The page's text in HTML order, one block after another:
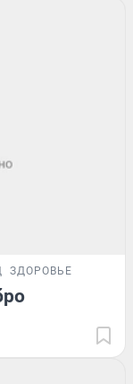
ЗДОРОВЬЕ